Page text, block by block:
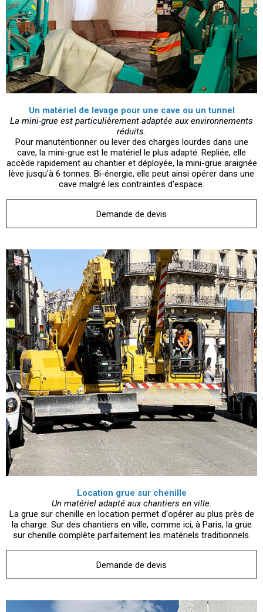
Un matériel de levage pour une cave ou un tunnel
La mini-grue est particulièrement adaptée aux environnements
réduits.
Pour manutentionner ou lever des charges lourdes dans une
cave, la mini-grue est le matériel le plus adapté. Repliée, elle
accède rapidement au chantier et déployée, la mini-grue araignée
lève jusqu'à 6 tonnes. Bi-énergie, elle peut ainsi opérer dans une
cave malgré les contraintes d'espace.
Demande de devis
Location grue sur chenille
Un matériel adapté aux chantiers en ville.
La grue sur chenille en location permet d'opérer au plus près de
la charge. Sur des chantiers en ville, comme ici, à Paris, la grue
sur chenille complète parfaitement les matériels traditionnels.
Demande de devis